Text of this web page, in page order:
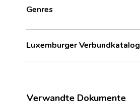
Genres
Luxemburger Verbundkatalog
Verwandte Dokumente